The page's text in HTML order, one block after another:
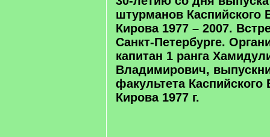
штурманов
Кирова 1977 – 2007.
Санкт-Петербурге.
капитан 1 ранга
Владимирович,
факультета
Кирова 1977 г.